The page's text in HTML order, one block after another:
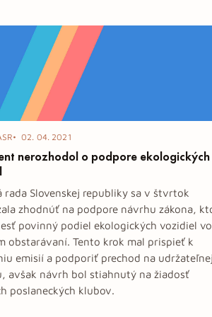
02. 04. 2021
nerozhodol o podpore ekologických
rada Slovenskej republiky sa v štvrtok
zhodnúť na podpore návrhu zákona,
povinný podiel ekologických vozidiel vo
obstarávaní. Tento krok mal prispieť k
emisií a podporiť prechod na
avšak návrh bol stiahnutý na žiadosť
poslaneckých klubov.